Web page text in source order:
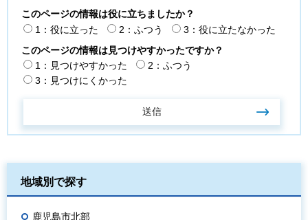
このページの情報は役に立ちましたか？
1：役に立った
2：ふつう
3：役に立たなかった
このページの情報は見つけやすかったですか？
1：見つけやすかった
2：ふつう
3：見つけにくかった
地域別で探す
鹿児島市北部